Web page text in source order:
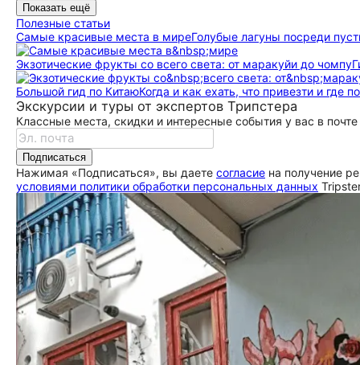
Показать ещё
Полезные статьи
Самые красивые места в миреГолубые лагуны посреди
Экзотические фрукты со всего света: от маракуйи до чомпу
Большой гид по КитаюКогда и как ехать, что привезти и где
Экскурсии и туры от экспертов Трипстера
Классные места, скидки и интересные события у вас в почте
Подписаться
Нажимая «Подписаться», вы даете согласие на получение
условиями политики обработки персональных данных